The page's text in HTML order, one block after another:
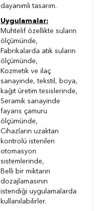
dayanımlı tasarım.
Uygulamalar:
Muhtelif özellikte suların
ölçümünde,
Fabrikalarda atık suların
ölçümünde,
Kozmetik ve ilaç
sanayinde, tekstil, boya,
kağıt üretim tesislerinde,
Seramik sanayinde
fayans çamuru
ölçümünde,
Cihazların uzaktan
kontrolü istenilen
otomasyon
sistemlerinde,
Belli bir miktarın
dozajlamasının
istendiği uygulamalarda
kullanılabilirler.